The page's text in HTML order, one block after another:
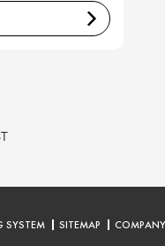
SYSTEM SITEMAP COMPANY